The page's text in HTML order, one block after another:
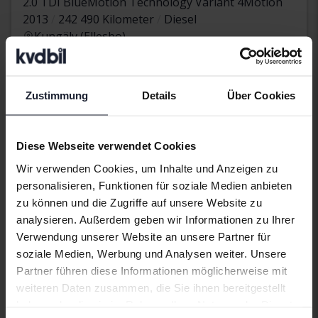
Zustimmung Details Über Cookies
Diese Webseite verwendet Cookies
Wir verwenden Cookies, um Inhalte und Anzeigen zu
personalisieren, Funktionen für soziale Medien anbieten
zu können und die Zugriffe auf unsere Website zu
analysieren. Außerdem geben wir Informationen zu Ihrer
Verwendung unserer Website an unsere Partner für
soziale Medien, Werbung und Analysen weiter. Unsere
Partner führen diese Informationen möglicherweise mit
weiteren Daten zusammen, die Sie ihnen bereitgestellt
2013
242 490 Kilometer
Diesel
Kungälv (Ellesbo)
Höchstgebot: 28 000 SEK